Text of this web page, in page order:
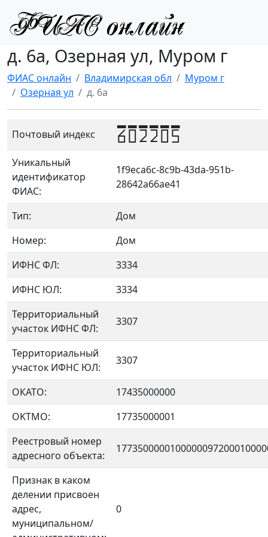
д. 6а, Озерная ул, Муром г
ФИАС онлайн Владимирская обл
Муром г
Озерная ул
д. 6а
Почтовый индекс 602205
Уникальный
идентификатор
ФИАС:
1f9eca6c-8c9b-43da-951b-
28642a66ae41
Тип:
Дом
Номер:
Дом
ИФНС ФЛ:
3334
ИФНС ЮЛ:
3334
Территориальный
участок ИФНС ФЛ:
3307
Территориальный
участок ИФНС ЮЛ:
3307
ОКАТО:
17435000000
OKTMO:
17735000001
Реестровый номер
адресного объекта:
Признак в каком
делении присвоен
адрес,
муниципальном/
0